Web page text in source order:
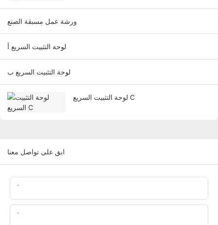
ورشة عمل مسبقة الصنع
لوحة التثبيت السريع أ
لوحة التثبيت السريع ب
لوحة التثبيت السريع C
ابق على تواصل معنا